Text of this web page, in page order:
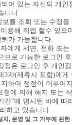
어 있는 자신의 개인
니다.
를 조회 또는 수정을
용해 직접 할수 있
가 가능합니다.
에게 서면, 전화 또
므로 가능한 로그인
정은 로그인 후 개인
3자(제휴사 포함)에
하여 정정이 이루어
에 의해 해지 또는
간”에 명시된 바에 따
하고 있습니다.
, 운영 및 그 거부에 관한